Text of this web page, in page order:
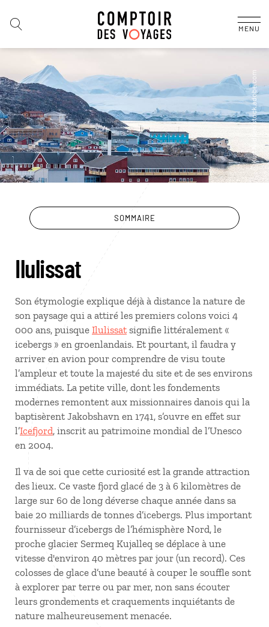
MENU
SOMMAIRE
Ilulissat
Son étymologie explique déjà à distance la nature de
son paysage qui a attiré les premiers colons voici 4
000 ans, puisque Ilulissat signifie littéralement «
icebergs » en groenlandais. Et pourtant, il faudra y
arriver en avion pour comprendre de visu toute
l’ampleur et toute la majesté du site et de ses environs
immédiats. La petite ville, dont les fondements
modernes remontent aux missionnaires danois qui la
baptisèrent Jakobshavn en 1741, s’ouvre en effet sur
l’Icefjord, inscrit au patrimoine mondial de l’Unesco
en 2004.
Il va de soi que cette curiosité est la grande attraction
des lieux. Ce vaste fjord glacé de 3 à 6 kilomètres de
large sur 60 de long déverse chaque année dans sa
baie 20 milliards de tonnes d’icebergs. Plus important
fournisseur d’icebergs de l’hémisphère Nord, le
proche glacier Sermeq Kujalleq se déplace à une
vitesse d'environ 40 mètres par jour (un record). Ces
colosses de glace d’une beauté à couper le souffle sont
à explorer par terre ou par mer, non sans écouter
leurs grondements et craquements inquiétants de
nature malheureusement menacée.